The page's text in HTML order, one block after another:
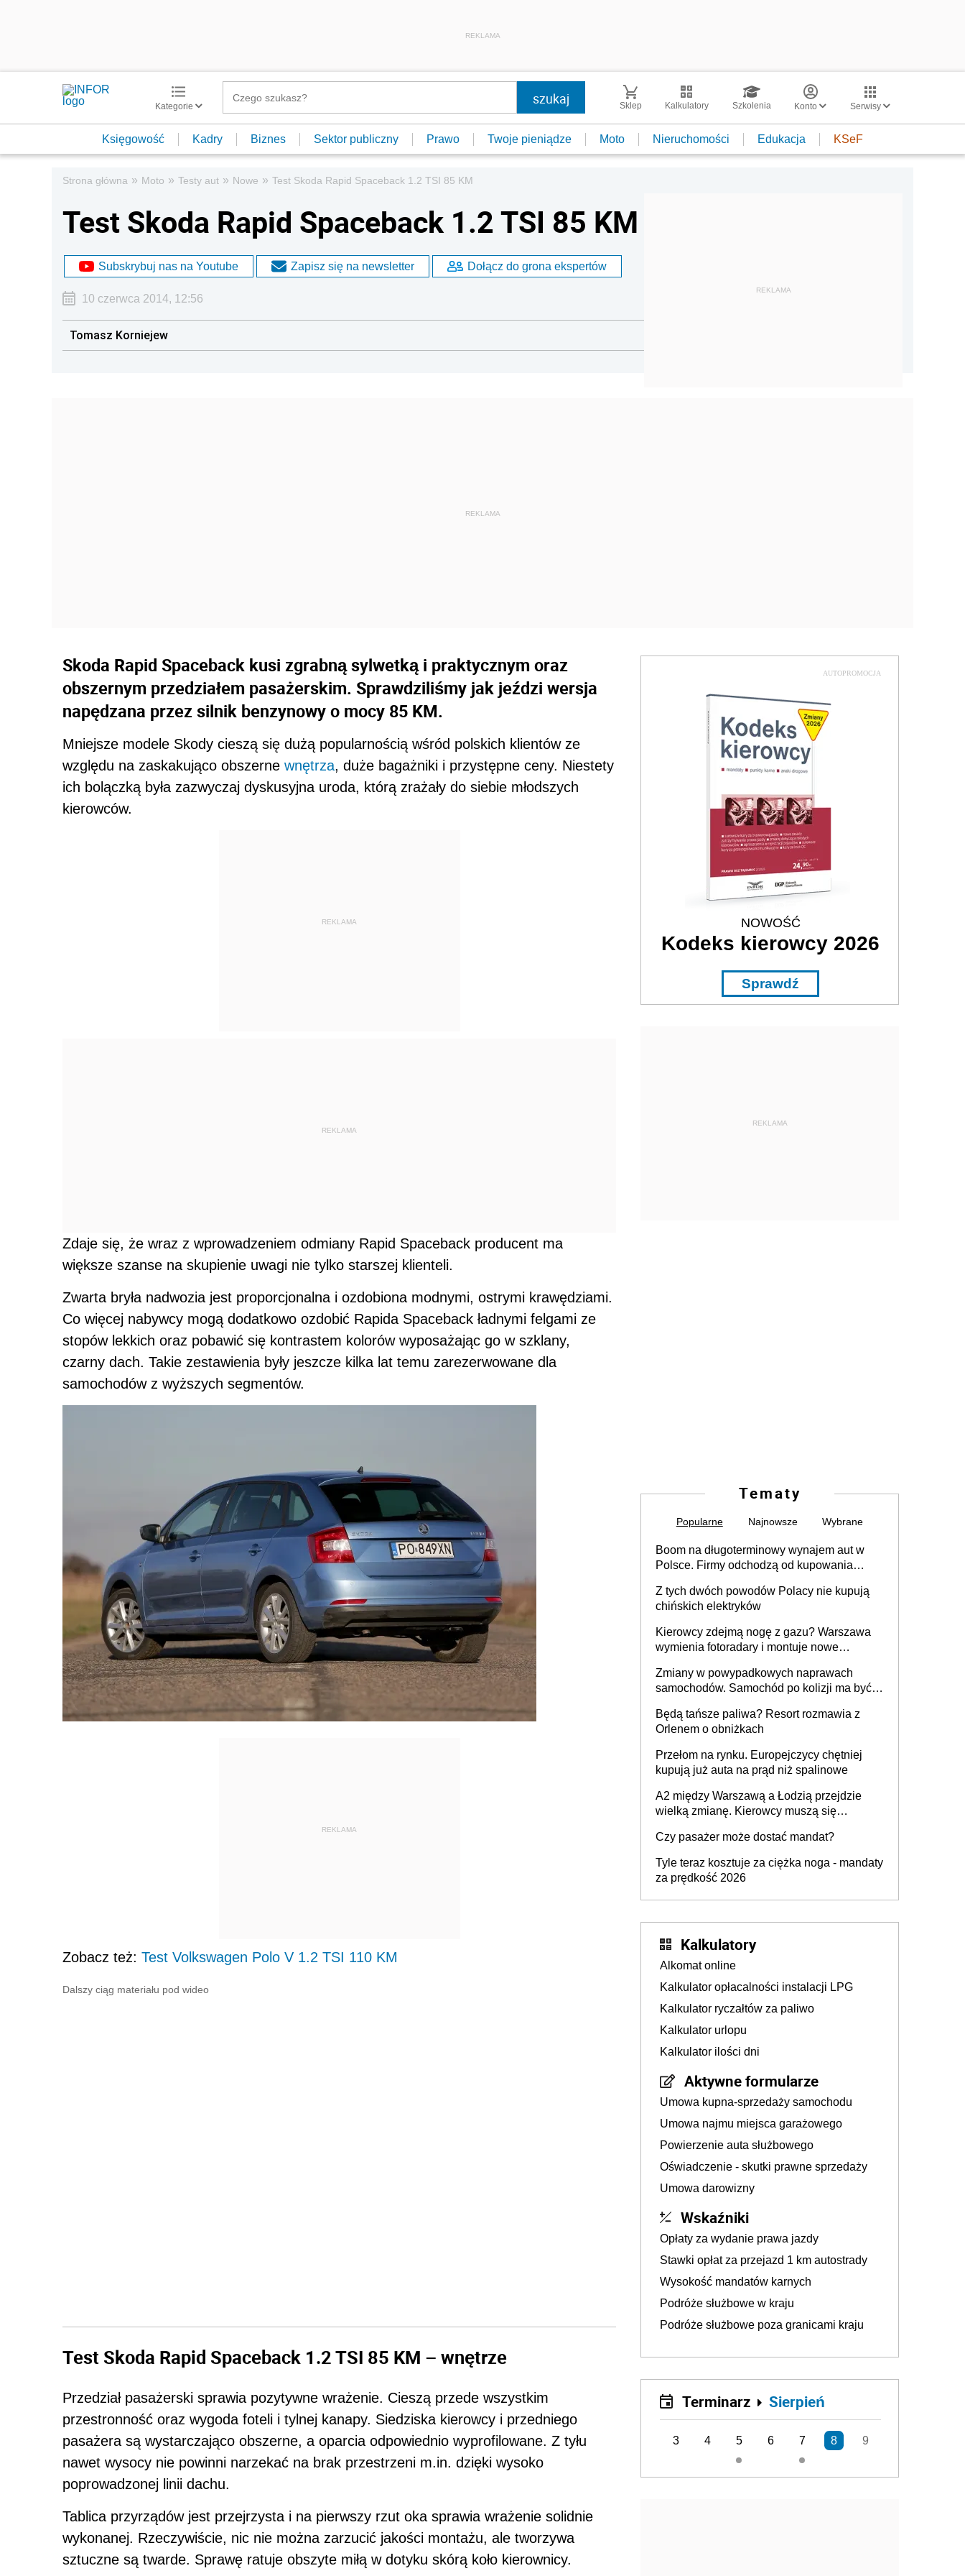
REKLAMA
Kategorie Sklep Kalkulatory Szkolenia Konto Serwisy
Księgowość Kadry Biznes Sektor publiczny Prawo Twoje pieniądze Moto Nieruchomości Edukacja KSeF
Strona główna » Moto » Testy aut » Nowe » Test Skoda Rapid Spaceback 1.2 TSI 85 KM
Test Skoda Rapid Spaceback 1.2 TSI 85 KM
Subskrybuj nas na Youtube Zapisz się na newsletter Dołącz do grona ekspertów
10 czerwca 2014, 12:56
Tomasz Korniejew
REKLAMA
Skoda Rapid Spaceback kusi zgrabną sylwetką i praktycznym oraz
obszernym przedziałem pasażerskim. Sprawdziliśmy jak jeździ wersja
napędzana przez silnik benzynowy o mocy 85 KM.
Mniejsze modele Skody cieszą się dużą popularnością wśród polskich klientów ze
względu na zaskakująco obszerne wnętrza, duże bagażniki i przystępne ceny. Niestety
ich bolączką była zazwyczaj dyskusyjna uroda, którą zrażały do siebie młodszych
kierowców.
REKLAMA
REKLAMA
Zdaje się, że wraz z wprowadzeniem odmiany Rapid Spaceback producent ma
większe szanse na skupienie uwagi nie tylko starszej klienteli.
Zwarta bryła nadwozia jest proporcjonalna i ozdobiona modnymi, ostrymi krawędziami.
Co więcej nabywcy mogą dodatkowo ozdobić Rapida Spaceback ładnymi felgami ze
stopów lekkich oraz pobawić się kontrastem kolorów wyposażając go w szklany,
czarny dach. Takie zestawienia były jeszcze kilka lat temu zarezerwowane dla
samochodów z wyższych segmentów.
REKLAMA
Zobacz też: Test Volkswagen Polo V 1.2 TSI 110 KM
Dalszy ciąg materiału pod wideo
Test Skoda Rapid Spaceback 1.2 TSI 85 KM – wnętrze
Przedział pasażerski sprawia pozytywne wrażenie. Cieszą przede wszystkim
przestronność oraz wygoda foteli i tylnej kanapy. Siedziska kierowcy i przedniego
pasażera są wystarczająco obszerne, a oparcia odpowiednio wyprofilowane. Z tyłu
nawet wysocy nie powinni narzekać na brak przestrzeni m.in. dzięki wysoko
poprowadzonej linii dachu.
Tablica przyrządów jest przejrzysta i na pierwszy rzut oka sprawia wrażenie solidnie
wykonanej. Rzeczywiście, nic nie można zarzucić jakości montażu, ale tworzywa
sztuczne są twarde. Sprawę ratuje obszyte miłą w dotyku skórą koło kierownicy.
AUTOPROMOCJA
NOWOŚĆ
Kodeks kierowcy 2026
Sprawdź
REKLAMA
Tematy
Popularne Najnowsze Wybrane
Boom na długoterminowy wynajem aut w
Polsce. Firmy odchodzą od kupowania
Z tych dwóch powodów Polacy nie kupują
chińskich elektryków
Kierowcy zdejmą nogę z gazu? Warszawa
wymienia fotoradary i montuje nowe
Zmiany w powypadkowych naprawach
samochodów. Samochód po kolizji ma być
technologią producenta
Będą tańsze paliwa? Resort rozmawia z
Orlenem o obniżkach
Przełom na rynku. Europejczycy chętniej
kupują już auta na prąd niż spalinowe
A2 między Warszawą a Łodzią przejdzie
wielką zmianę. Kierowcy muszą się
Czy pasażer może dostać mandat?
Tyle teraz kosztuje za ciężka noga - mandaty
za prędkość 2026
Kalkulatory
Alkomat online
Kalkulator opłacalności instalacji LPG
Kalkulator ryczałtów za paliwo
Kalkulator urlopu
Kalkulator ilości dni
Aktywne formularze
Umowa kupna-sprzedaży samochodu
Umowa najmu miejsca garażowego
Powierzenie auta służbowego
Oświadczenie - skutki prawne sprzedaży
Umowa darowizny
Wskaźniki
Opłaty za wydanie prawa jazdy
Stawki opłat za przejazd 1 km autostrady
Wysokość mandatów karnych
Podróże służbowe w kraju
Podróże służbowe poza granicami kraju
Terminarz Sierpień
3 4 5 6 7 8 9